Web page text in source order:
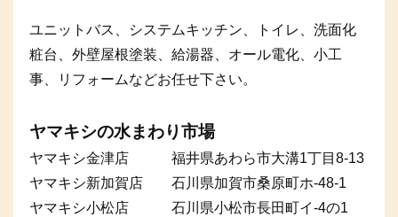
ユニットバス、システムキッチン、トイレ、洗面化
粧台、外壁屋根塗装、給湯器、オール電化、小工
事、リフォームなどお任せ下さい。
ヤマキシの水まわり市場
ヤマキシ金津店 福井県あわら市大溝1丁目8-13
ヤマキシ新加賀店 石川県加賀市桑原町ホ-48-1
ヤマキシ小松店 石川県小松市長田町イ-4の1